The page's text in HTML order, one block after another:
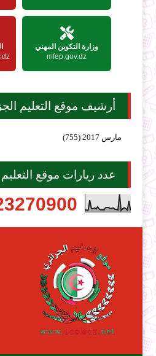
وزارة التكوين المهني
mfep.gov.dz
أرشيف موقع التعليم
عدد زيارات موقع
3270900